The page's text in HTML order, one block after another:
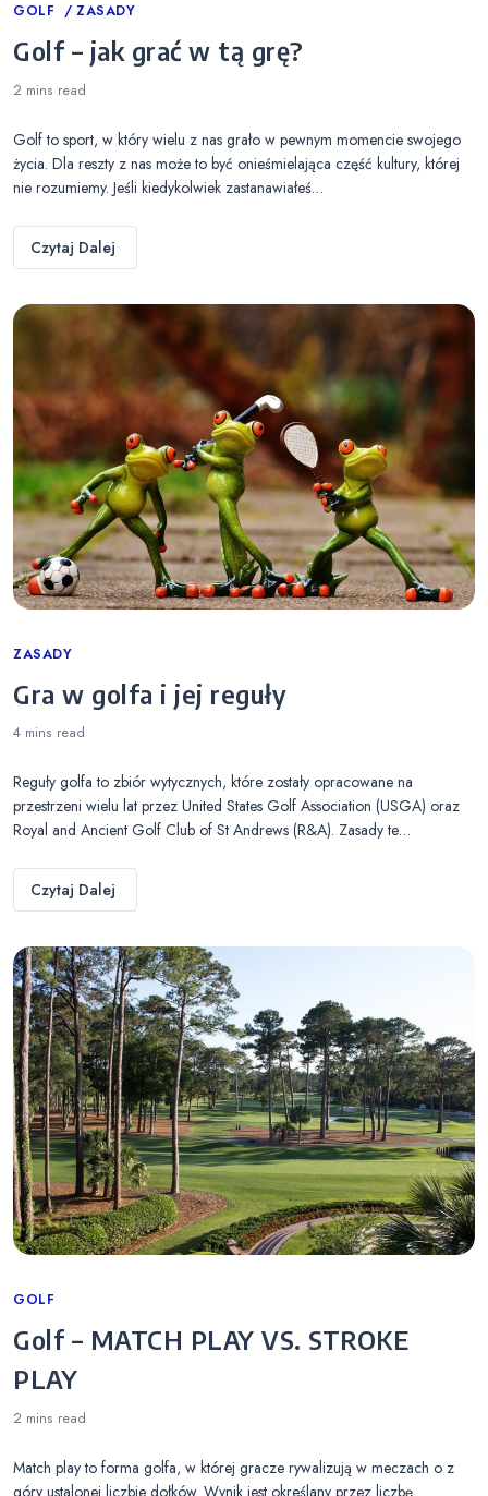
Categories
GOLF ZASADY
Golf – jak grać w tą grę?
2 mins read
Golf to sport, w który wielu z nas grało w pewnym momencie swojego
życia. Dla reszty z nas może to być onieśmielająca część kultury, której
nie rozumiemy. Jeśli kiedykolwiek zastanawiałeś…
Czytaj Dalej
Categories
ZASADY
Gra w golfa i jej reguły
4 mins read
Reguły golfa to zbiór wytycznych, które zostały opracowane na
przestrzeni wielu lat przez United States Golf Association (USGA) oraz
Royal and Ancient Golf Club of St Andrews (R&A). Zasady te…
Czytaj Dalej
Categories
GOLF
Golf – MATCH PLAY VS. STROKE
PLAY
2 mins read
Match play to forma golfa, w której gracze rywalizują w meczach o z
góry ustalonej liczbie dołków. Wynik jest określany przez liczbę